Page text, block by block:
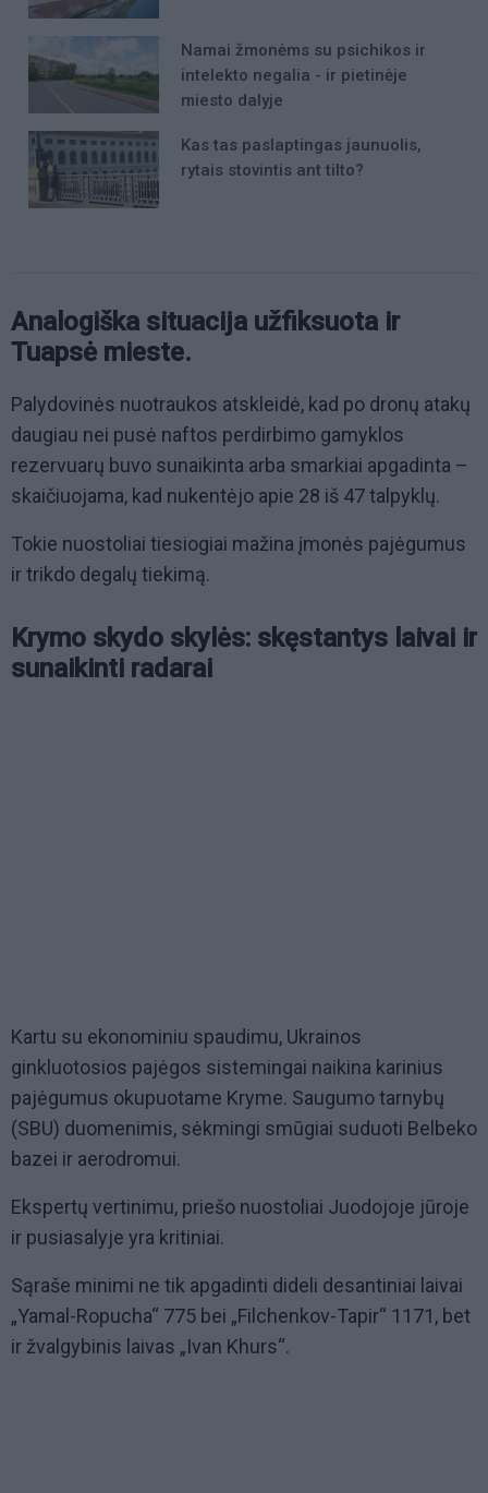
Namai žmonėms su psichikos ir
intelekto negalia - ir pietinėje
miesto dalyje
Kas tas paslaptingas jaunuolis,
rytais stovintis ant tilto?
Analogiška situacija užfiksuota ir
Tuapsė mieste.
Palydovinės nuotraukos atskleidė, kad po dronų atakų
daugiau nei pusė naftos perdirbimo gamyklos
rezervuarų buvo sunaikinta arba smarkiai apgadinta –
skaičiuojama, kad nukentėjo apie 28 iš 47 talpyklų.
Tokie nuostoliai tiesiogiai mažina įmonės pajėgumus
ir trikdo degalų tiekimą.
Krymo skydo skylės: skęstantys laivai ir
sunaikinti radarai
Kartu su ekonominiu spaudimu, Ukrainos
ginkluotosios pajėgos sistemingai naikina karinius
pajėgumus okupuotame Kryme. Saugumo tarnybų
(SBU) duomenimis, sėkmingi smūgiai suduoti Belbeko
bazei ir aerodromui.
Ekspertų vertinimu, priešo nuostoliai Juodojoje jūroje
ir pusiasalyje yra kritiniai.
Sąraše minimi ne tik apgadinti dideli desantiniai laivai
„Yamal-Ropucha“ 775 bei „Filchenkov-Tapir“ 1171, bet
ir žvalgybinis laivas „Ivan Khurs“.